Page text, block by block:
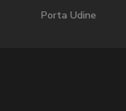
Porta Udine